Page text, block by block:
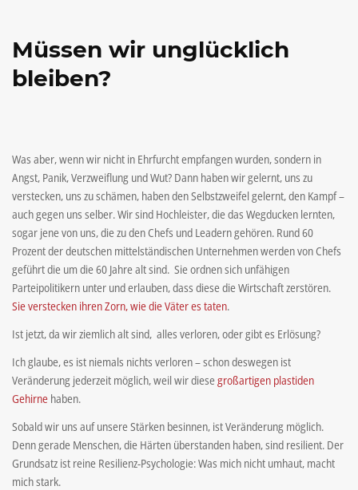
Müssen wir unglücklich
bleiben?
Was aber, wenn wir nicht in Ehrfurcht empfangen wurden, sondern in
Angst, Panik, Verzweiflung und Wut? Dann haben wir gelernt, uns zu
verstecken, uns zu schämen, haben den Selbstzweifel gelernt, den Kampf –
auch gegen uns selber. Wir sind Hochleister, die das Wegducken lernten,
sogar jene von uns, die zu den Chefs und Leadern gehören. Rund 60
Prozent der deutschen mittelständischen Unternehmen werden von Chefs
geführt die um die 60 Jahre alt sind. Sie ordnen sich unfähigen
Parteipolitikern unter und erlauben, dass diese die Wirtschaft zerstören.
Sie verstecken ihren Zorn, wie die Väter es taten.
Ist jetzt, da wir ziemlich alt sind, alles verloren, oder gibt es Erlösung?
Ich glaube, es ist niemals nichts verloren – schon deswegen ist
Veränderung jederzeit möglich, weil wir diesegroßartigen plastiden
Gehirne haben.
Sobald wir uns auf unsere Stärken besinnen, ist Veränderung möglich.
Denn gerade Menschen, die Härten überstanden haben, sind resilient. Der
Grundsatz ist reine Resilienz-Psychologie: Was mich nicht umhaut, macht
mich stark.